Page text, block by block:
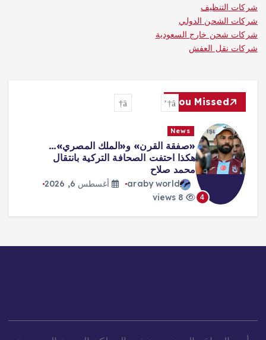
شركات التنظيف
شركات الشحن الدولي
شركات شحن خارج السعودية
شركات نقل العفش
You Missed
4
News
«صفقة القرن» و«الملك المصري»…
هكذا احتفت الصحافة التركية بانتقال
محمد صلاح
araby world
أغسطس 6, 2026